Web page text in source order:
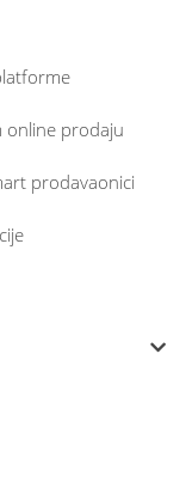
online prodaju
prodavaonici